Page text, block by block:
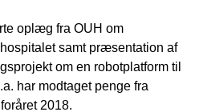
oplæg fra OUH om
samt præsentation af
om en robotplatform til
har modtaget penge fra
2018.